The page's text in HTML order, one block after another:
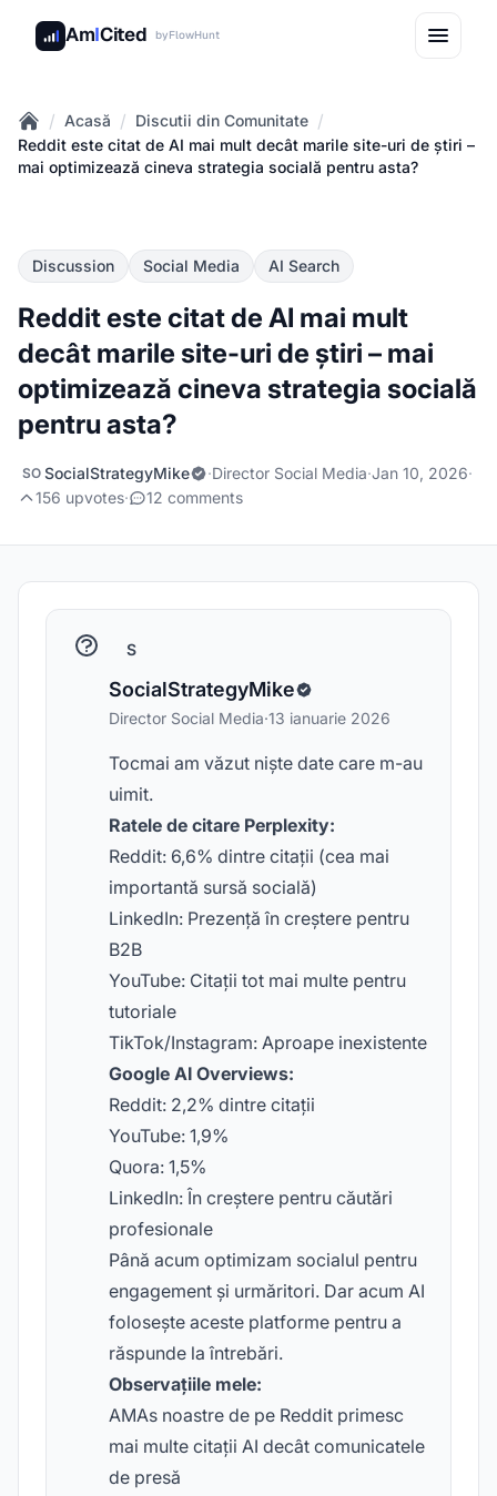
AmICited byFlowHunt
Home
/ Acasă / Discutii din Comunitate /
Reddit este citat de AI mai mult decât marile site-uri de știri –
mai optimizează cineva strategia socială pentru asta?
Discussion Social Media AI Search
Reddit este citat de AI mai mult
decât marile site-uri de știri – mai
optimizează cineva strategia socială
pentru asta?
SO SocialStrategyMike ·Director Social Media·Jan 10, 2026·
156 upvotes· 12 comments
S
SocialStrategyMike
Director Social Media·13 ianuarie 2026
Tocmai am văzut niște date care m-au
uimit.
Ratele de citare Perplexity:
Reddit: 6,6% dintre citații (cea mai
importantă sursă socială)
LinkedIn: Prezență în creștere pentru
B2B
YouTube: Citații tot mai multe pentru
tutoriale
TikTok/Instagram: Aproape inexistente
Google AI Overviews:
Reddit: 2,2% dintre citații
YouTube: 1,9%
Quora: 1,5%
LinkedIn: În creștere pentru căutări
profesionale
Până acum optimizam socialul pentru
engagement și urmăritori. Dar acum AI
folosește aceste platforme pentru a
răspunde la întrebări.
Observațiile mele:
AMAs noastre de pe Reddit primesc
mai multe citații AI decât comunicatele
de presă